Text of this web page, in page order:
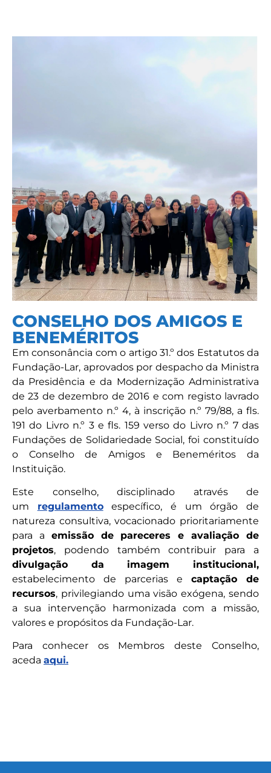
CONSELHO DOS AMIGOS E
BENEMÉRITOS
Em consonância com o artigo 31.º dos Estatutos da
Fundação-Lar, aprovados por despacho da Ministra
da Presidência e da Modernização Administrativa
de 23 de dezembro de 2016 e com registo lavrado
pelo averbamento n.º 4, à inscrição n.º 79/88, a fls.
191 do Livro n.º 3 e fls. 159 verso do Livro n.º 7 das
Fundações de Solidariedade Social, foi constituído
o Conselho de Amigos e Beneméritos da
Instituição.
Este conselho, disciplinado através de
um regulamentoespecífico, é um órgão de
natureza consultiva, vocacionado prioritariamente
para a emissão de pareceres e avaliação de
projetos, podendo também contribuir para a
divulgação da imagem institucional,
estabelecimento de parcerias e captação de
recursos, privilegiando uma visão exógena, sendo
a sua intervenção harmonizada com a missão,
valores e propósitos da Fundação-Lar.
Para conhecer os Membros deste Conselho,
aceda aqui.